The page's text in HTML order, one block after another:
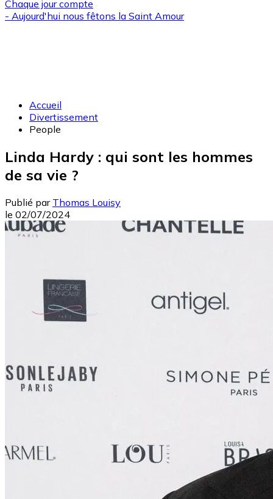
Chaque jour compte
- Aujourd'hui nous fêtons la Saint Amour
Accueil
Divertissement
People
Linda Hardy : qui sont les hommes
de sa vie ?
Publié par Thomas Louisy
le 02/07/2024